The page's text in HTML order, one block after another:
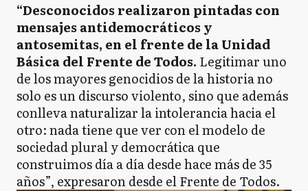
“Desconocidos realizaron pintadas con
mensajes antidemocráticos y
antosemitas, en el frente de la Unidad
Básica del Frente de Todos. Legitimar uno
de los mayores genocidios de la historia no
solo es un discurso violento, sino que además
conlleva naturalizar la intolerancia hacia el
otro: nada tiene que ver con el modelo de
sociedad plural y democrática que
construimos día a día desde hace más de 35
años”, expresaron desde el Frente de Todos.